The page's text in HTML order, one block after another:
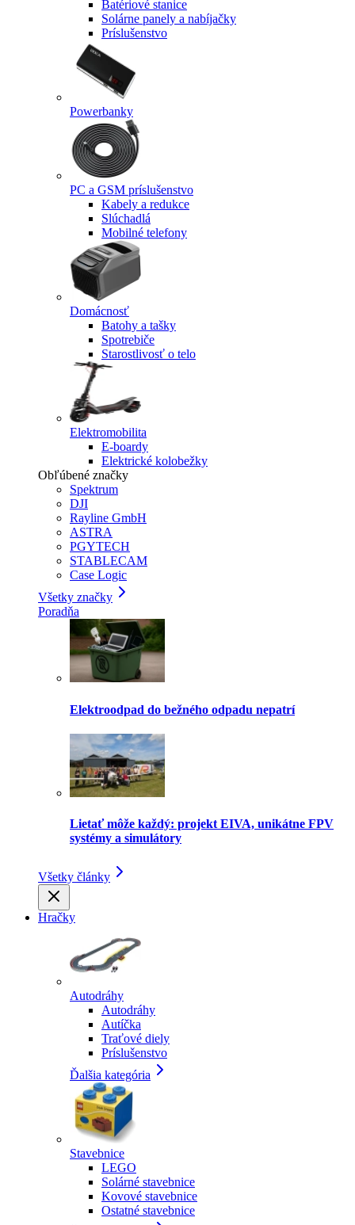
Batériové stanice
Solárne panely a nabíjačky
Príslušenstvo
Powerbanky
PC a GSM príslušenstvo
Kabely a redukce
Slúchadlá
Mobilné telefony
Domácnosť
Batohy a tašky
Spotrebiče
Starostlivosť o telo
Elektromobilita
E-boardy
Elektrické kolobežky
Obľúbené značky
Spektrum
DJI
Rayline GmbH
ASTRA
PGYTECH
STABLECAM
Case Logic
Všetky značky
Poradňa
Elektroodpad do bežného odpadu nepatrí
Lietať môže každý: projekt EIVA, unikátne FPV
systémy a simulátory
Všetky články
Hračky
Autodráhy
Autodráhy
Autíčka
Traťové diely
Príslušenstvo
Ďalšia kategória
Stavebnice
LEGO
Solárné stavebnice
Kovové stavebnice
Ostatné stavebnice